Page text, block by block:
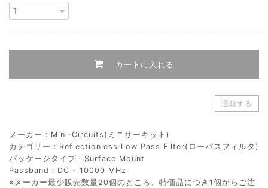
カートに入れる
通報する
メーカー：Mini-Circuits(ミニサーキット)
カテゴリー：Reflectionless Low Pass Filter(ローパスフィルタ)
パッケージタイプ：Surface Mount
Passband：DC - 10000 MHz
※メーカー最少販売数量20個のところ、特価品につき1個からご注